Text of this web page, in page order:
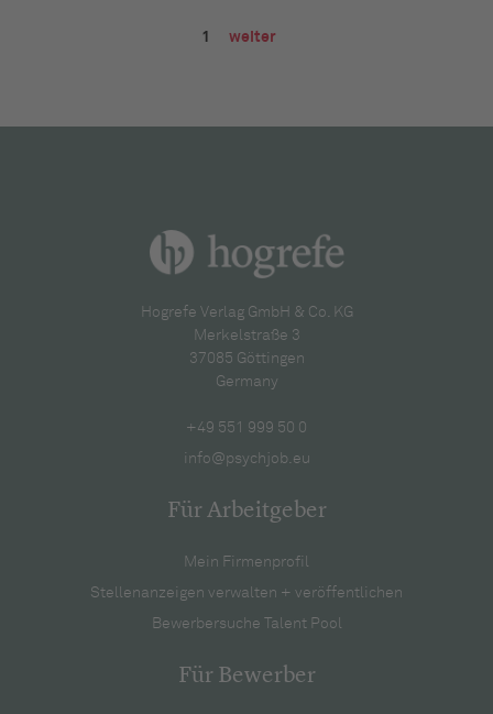
1 weiter
Hogrefe Verlag GmbH & Co. KG
Merkelstraße 3
37085 Göttingen
Germany
+49 551 999 50 0
info@psychjob.eu
Für Arbeitgeber
Mein Firmenprofil
Stellenanzeigen verwalten + veröffentlichen
Bewerbersuche Talent Pool
Für Bewerber